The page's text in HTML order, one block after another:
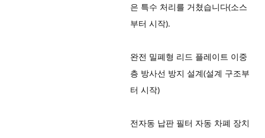
은 특수 처리를 거쳤습니다(소스
부터 시작).
완전 밀폐형 리드 플레이트 이중
층 방사선 방지 설계(설계 구조부
터 시작)
전자동 납판 필터 자동 차폐 장치